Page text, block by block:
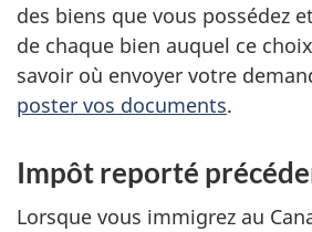
des biens que vous possédez et
de chaque bien auquel ce
savoir où envoyer votre
poster vos documents.
Impôt reporté
Lorsque vous immigrez au